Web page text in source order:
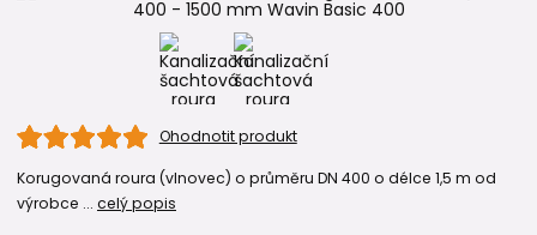
Ohodnotit produkt
Korugovaná roura (vlnovec) o průměru DN 400 o délce 1,5 m od
výrobce ... celý popis